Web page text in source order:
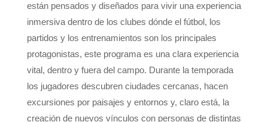
están pensados y diseñados para vivir una experiencia
inmersiva dentro de los clubes dónde el fútbol, los
partidos y los entrenamientos son los principales
protagonistas, este programa es una clara experiencia
vital, dentro y fuera del campo. Durante la temporada
los jugadores descubren ciudades cercanas, hacen
excursiones por paisajes y entornos y, claro está, la
creación de nuevos vínculos con personas de distintas